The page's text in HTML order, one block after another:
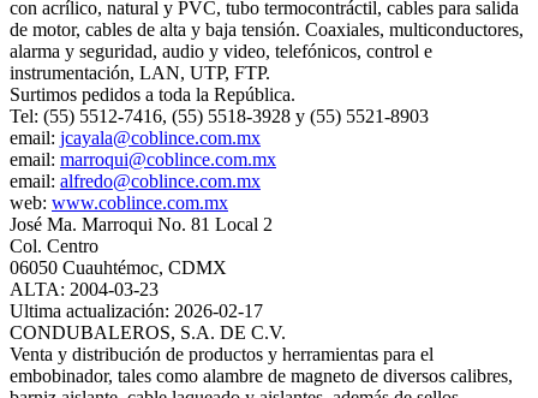
con acrílico, natural y PVC, tubo termocontráctil, cables para salida
de motor, cables de alta y baja tensión. Coaxiales, multiconductores,
alarma y seguridad, audio y video, telefónicos, control e
instrumentación, LAN, UTP, FTP.
Surtimos pedidos a toda la República.
Tel: (55) 5512-7416, (55) 5518-3928 y (55) 5521-8903
email: jcayala@coblince.com.mx
email: marroqui@coblince.com.mx
email: alfredo@coblince.com.mx
web: www.coblince.com.mx
José Ma. Marroqui No. 81 Local 2
Col. Centro
06050 Cuauhtémoc, CDMX
ALTA: 2004-03-23
Ultima actualización: 2026-02-17
CONDUBALEROS, S.A. DE C.V.
Venta y distribución de productos y herramientas para el
embobinador, tales como alambre de magneto de diversos calibres,